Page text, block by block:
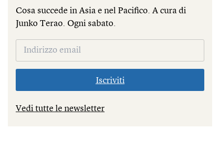
Cosa succede in Asia e nel Pacifico. A cura di
Junko Terao. Ogni sabato.
Iscriviti
Vedi tutte le newsletter